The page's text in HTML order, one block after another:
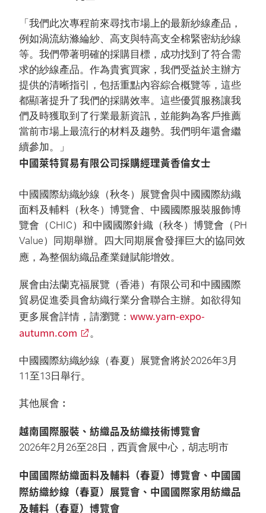
「我們此次專程前來尋找市場上的最新紗線產品，
例如渦流紡滌綸紗、高支與特高支全棉緊密紡紗線
等。我們帶著明確的採購目標，成功找到了符合需
求的紗線產品。作為貴賓買家，我們受益於主辦方
提供的清晰指引，包括重點內容綜合概覽等，這些
都顯著提升了我們的採購效率。這些優質服務讓我
們及時獲取到了行業最新資訊，並能夠為客戶推薦
當前市場上最流行的材料及趨勢。我們明年還會繼
續參加。」
中國萊特貿易有限公司採購經理黃香倫女士
中國國際紡織紗線（秋冬）展覽會與中國國際紡織
面料及輔料（秋冬）博覽會、中國國際服裝服飾博
覽會（CHIC）和中國國際針織（秋冬）博覽會（PH
Value）同期舉辦。四大同期展會發揮巨大的協同效
應，為整個紡織品產業鏈賦能增效。
展會由法蘭克福展覽（香港）有限公司和中國國際
貿易促進委員會紡織行業分會聯合主辦。如欲得知
更多展會詳情，請瀏覽： www.yarn-expo-
autumn.com
。
中國國際紡織紗線（春夏）展覽會將於2026年3月
11至13日舉行。
其他展會︰
越南國際服裝、紡織品及紡織技術博覽會
2026年2月26至28日，西貢會展中心，胡志明市
中國國際紡織面料及輔料（春夏）博覽會、中國國
際紡織紗線（春夏）展覽會、中國國際家用紡織品
及輔料（春夏）博覽會